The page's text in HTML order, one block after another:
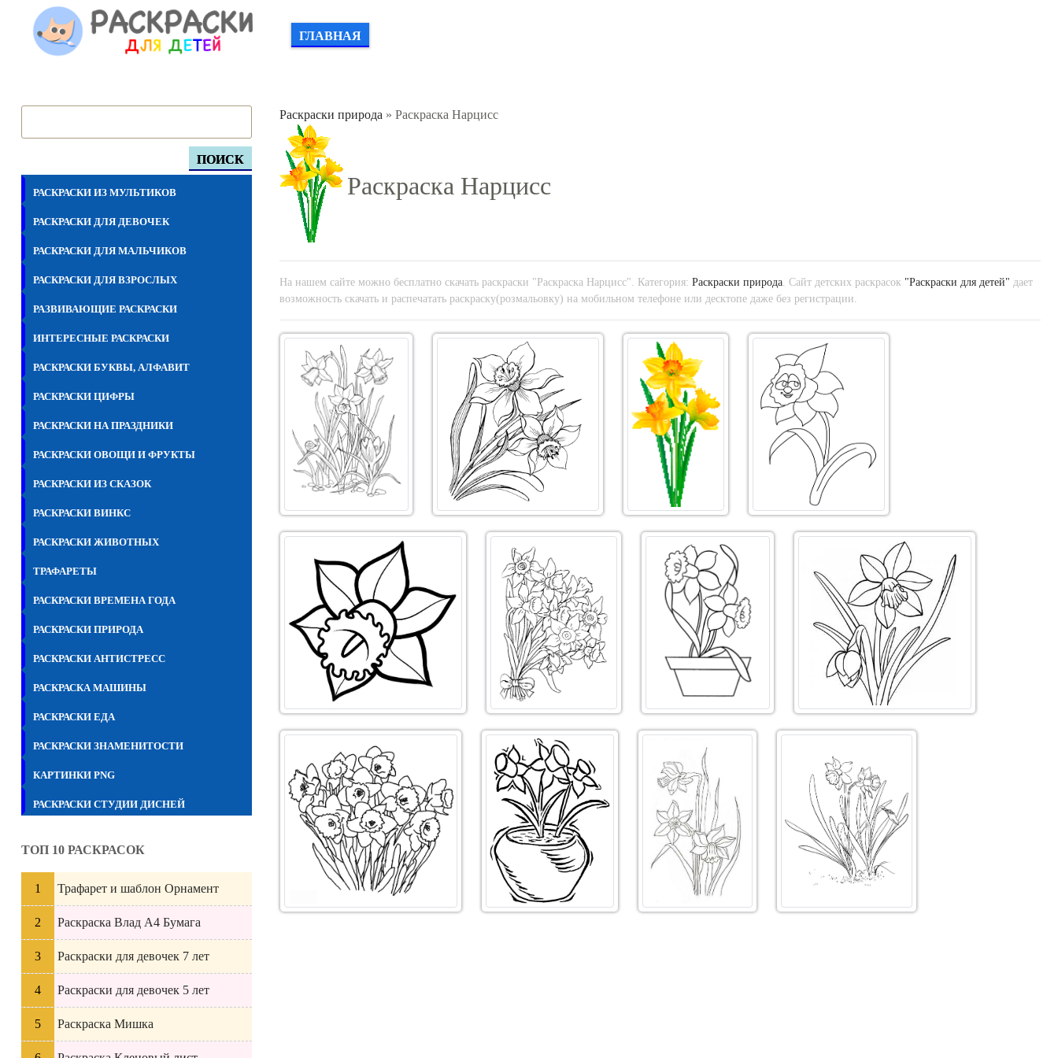
ГЛАВНАЯ
ПОИСК
РАСКРАСКИ ИЗ МУЛЬТИКОВ
РАСКРАСКИ ДЛЯ ДЕВОЧЕК
РАСКРАСКИ ДЛЯ МАЛЬЧИКОВ
РАСКРАСКИ ДЛЯ ВЗРОСЛЫХ
РАЗВИВАЮЩИЕ РАСКРАСКИ
ИНТЕРЕСНЫЕ РАСКРАСКИ
РАСКРАСКИ БУКВЫ, АЛФАВИТ
РАСКРАСКИ ЦИФРЫ
РАСКРАСКИ НА ПРАЗДНИКИ
РАСКРАСКИ ОВОЩИ И ФРУКТЫ
РАСКРАСКИ ИЗ СКАЗОК
РАСКРАСКИ ВИНКС
РАСКРАСКИ ЖИВОТНЫХ
ТРАФАРЕТЫ
РАСКРАСКИ ВРЕМЕНА ГОДА
РАСКРАСКИ ПРИРОДА
РАСКРАСКИ АНТИСТРЕСС
РАСКРАСКА МАШИНЫ
РАСКРАСКИ ЕДА
РАСКРАСКИ ЗНАМЕНИТОСТИ
КАРТИНКИ PNG
РАСКРАСКИ СТУДИИ ДИСНЕЙ
ТОП 10 РАСКРАСОК
Трафарет и шаблон Орнамент
Раскраска Влад А4 Бумага
Раскраски для девочек 7 лет
Раскраски для девочек 5 лет
Раскраска Мишка
Раскраски природа » Раскраска Нарцисс
Раскраска Нарцисс
На нашем сайте можно бесплатно скачать раскраски "Раскраска Нарцисс". Категория: Раскраски природа. Сайт детских раскрасок "Раскраски для детей" дает
возможность скачать и распечатать раскраску(розмальовку) на мобильном телефоне или десктопе даже без регистрации.